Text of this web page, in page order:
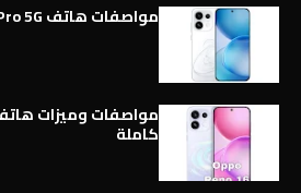
مواصفات هاتف Oppo Reno 16 Pro 5G كاملة
كاملة